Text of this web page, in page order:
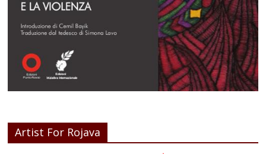
Artist For Rojava